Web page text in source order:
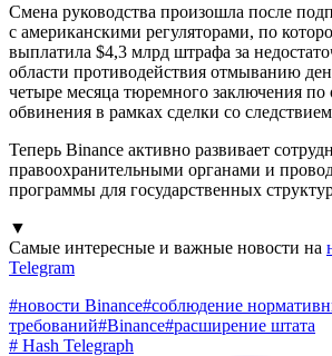
Смена руководства произошла после
с американскими регуляторами, по
выплатила $4,3 млрд штрафа за
области противодействия отмыванию
четыре месяца тюремного заключения
обвинения в рамках сделки со
Теперь Binance активно развивает
правоохранительными органами и
программы для государственных
▼
Самые интересные и важные новости на
Telegram
#новости Binance#соблюдение
требований#Binance#расширение штата
# Hash Telegraph